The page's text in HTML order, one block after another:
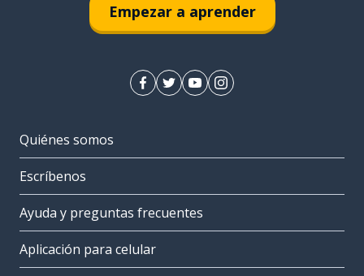
Empezar a aprender
Quiénes somos
Escríbenos
Ayuda y preguntas frecuentes
Aplicación para celular